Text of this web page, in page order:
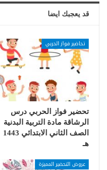
قد يعجبك ايضا
تحاضير فواز الحربي
تحضير فواز الحربي درس
الرشاقة مادة التربية البدنية
الصف الثاني الابتدائي 1443
هـ
عروض التحضير المميزة